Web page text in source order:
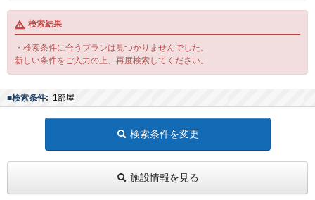
検索結果
・検索条件に合うプランは見つかりませんでした。
新しい条件をご入力の上、再度検索してください。
■検索条件: 1部屋
検索条件を変更
施設情報を見る